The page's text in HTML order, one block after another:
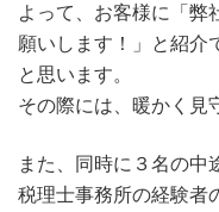
よって、お客様に「弊
願いします！」と紹介
と思います。
その際には、暖かく見
また、同時に３名の中
税理士事務所の経験者